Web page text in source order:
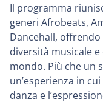
Il programma
generi Afrobeats,
Dancehall,
diversità musicale
mondo. Più che un
un’esperienza in
danza e